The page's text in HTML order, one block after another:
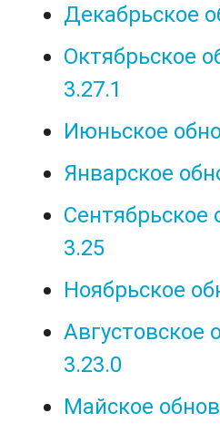
Декабрьское
Октябрьское
3.27.1
Июньское
Январское
Сентябрьское
3.25
Ноябрьское
Августовское
3.23.0
Майское